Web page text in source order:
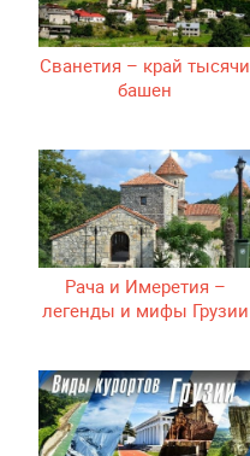
Сванетия – край тысячи
башен
Рача и Имеретия –
легенды и мифы Грузии